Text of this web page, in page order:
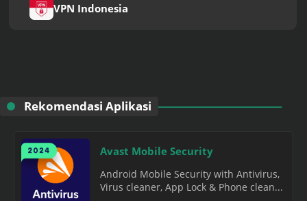
VPN Indonesia
Rekomendasi Aplikasi
Avast Mobile Security
Android Mobile Security with Antivirus,
Virus cleaner, App Lock & Phone clean...